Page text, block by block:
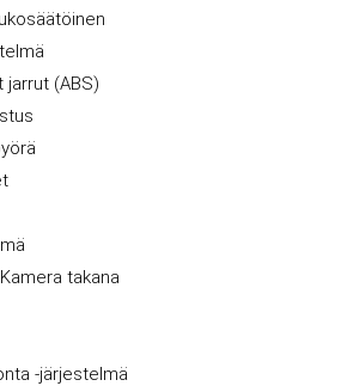
jarrut (ABS)
takana
-järjestelmä